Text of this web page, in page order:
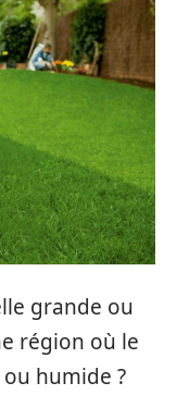
grande ou
région où le
humide ?